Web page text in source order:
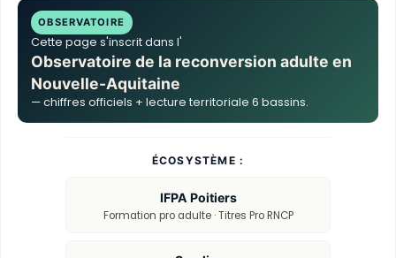
OBSERVATOIRE
Cette page s'inscrit dans l'
Observatoire de la reconversion adulte en
Nouvelle-Aquitaine
— chiffres officiels + lecture territoriale 6 bassins.
ÉCOSYSTÈME :
IFPA Poitiers
Formation pro adulte · Titres Pro RNCP